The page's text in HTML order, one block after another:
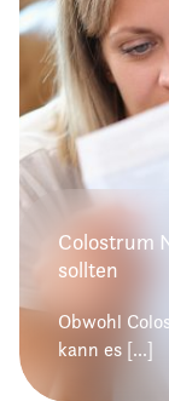
Colostrum
sollten
Obwohl
kann es [...]